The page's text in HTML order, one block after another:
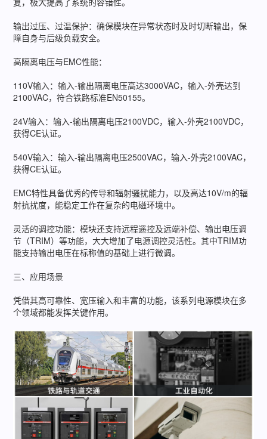
输出过压、过温保护：确保模块在异常状态时及时切断输出，保
障自身与后级负载安全。
高隔离电压与EMC性能：
110V输入：输入-输出隔离电压高达3000VAC，输入-外壳达到
2100VAC，符合铁路标准EN50155。
24V输入：输入-输出隔离电压2100VDC，输入-外壳2100VDC，
获得CE认证。
540V输入：输入-输出隔离电压2500VAC，输入-外壳2100VAC，
获得CE认证。
EMC特性具备优秀的传导和辐射骚扰能力，以及高达10V/m的辐
射抗扰度，能稳定工作在复杂的电磁环境中。
灵活的调控功能：模块还支持远程遥控及远端补偿、输出电压调
节（TRIM）等功能，大大增加了电源调控灵活性。其中TRIM功
能支持输出电压在标称值的基础上进行微调。
三、应用场景
凭借其高可靠性、宽压输入和丰富的功能，该系列电源模块在多
个领域都能发挥关键作用。